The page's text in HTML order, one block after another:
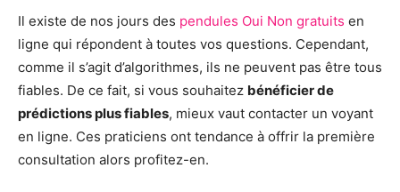
Il existe de nos jours des pendules Oui Non gratuits en
ligne qui répondent à toutes vos questions. Cependant,
comme il s’agit d’algorithmes, ils ne peuvent pas être tous
fiables. De ce fait, si vous souhaitez bénéficier de
prédictions plus fiables, mieux vaut contacter un voyant
en ligne. Ces praticiens ont tendance à offrir la première
consultation alors profitez-en.